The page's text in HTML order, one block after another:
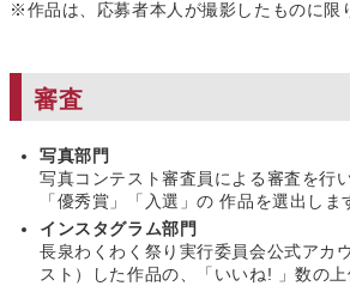
※作品は、応募者本人が撮影したものに限
審査
写真部門
写真コンテスト審査員による審査を行
「優秀賞」「入選」の 作品を選出しま
インスタグラム部門
長泉わくわく祭り実行委員会公式アカ
スト）した作品の、「いいね! 」数の